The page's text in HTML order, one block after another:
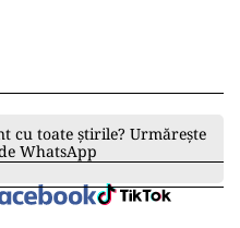
cu toate știrile? Urmărește
WhatsApp